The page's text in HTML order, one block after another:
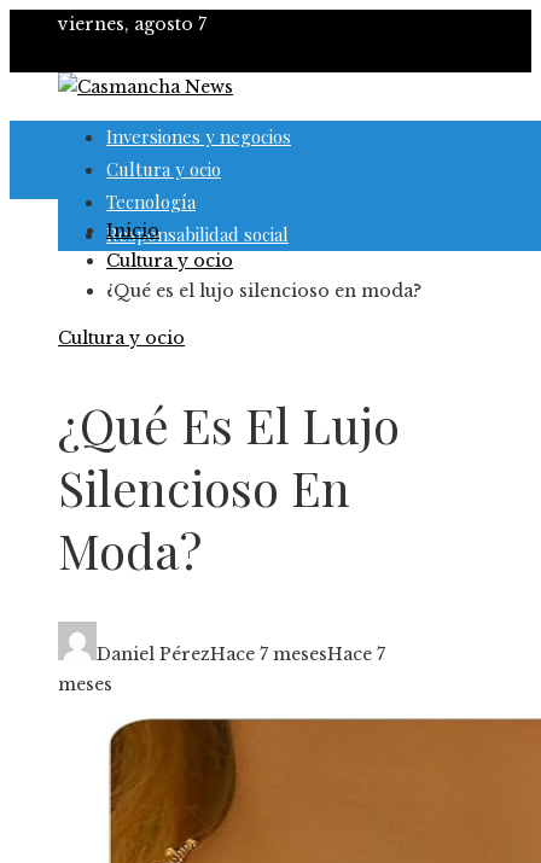
viernes, agosto 7
Inversiones y negocios
Cultura y ocio
Tecnología
Responsabilidad social
Inicio
Cultura y ocio
¿Qué es el lujo silencioso en moda?
Cultura y ocio
¿Qué Es El Lujo
Silencioso En
Moda?
Daniel PérezHace 7 mesesHace 7
meses